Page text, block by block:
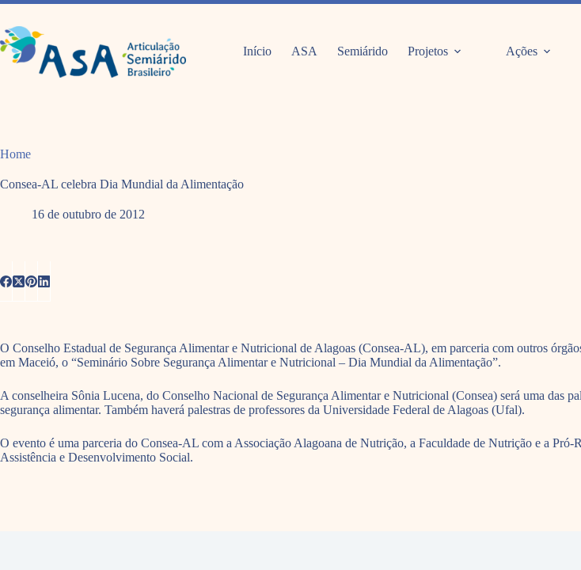
Pular
o
conteúdo
Início ASA Semiárido Projetos Ações
Home
Consea-AL celebra Dia Mundial da Alimentação
16 de outubro de 2012
O Conselho Estadual de Segurança Alimentar e Nutricional de Alagoas (Consea-AL), em parceria com outros
em Maceió, o “Seminário Sobre Segurança Alimentar e Nutricional – Dia Mundial da Alimentação”.
A conselheira Sônia Lucena, do Conselho Nacional de Segurança Alimentar e Nutricional (Consea) será uma das
segurança alimentar. Também haverá palestras de professores da Universidade Federal de Alagoas (Ufal).
O evento é uma parceria do Consea-AL com a Associação Alagoana de Nutrição, a Faculdade de Nutrição e a
Assistência e Desenvolvimento Social.